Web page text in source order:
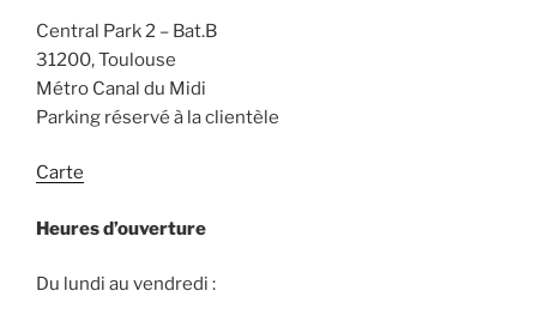
Central Park 2 – Bat.B
31200, Toulouse
Métro Canal du Midi
Parking réservé à la clientèle
Carte
Heures d’ouverture
Du lundi au vendredi :